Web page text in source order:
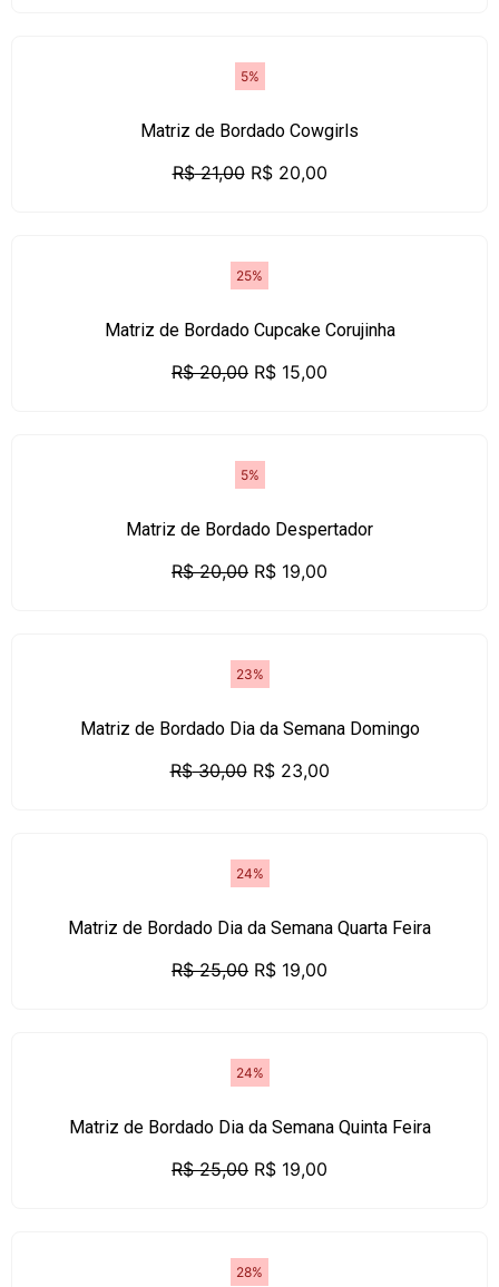
5%
Matriz de Bordado Cowgirls
R$21,00 R$20,00
25%
Matriz de Bordado Cupcake Corujinha
R$20,00 R$ 15,00
5%
Matriz de Bordado Despertador
R$20,00 R$ 19,00
23%
Matriz de Bordado Dia da Semana Domingo
R$30,00 R$23,00
24%
Matriz de Bordado Dia da Semana Quarta Feira
R$25,00 R$ 19,00
24%
Matriz de Bordado Dia da Semana Quinta Feira
R$25,00 R$ 19,00
28%